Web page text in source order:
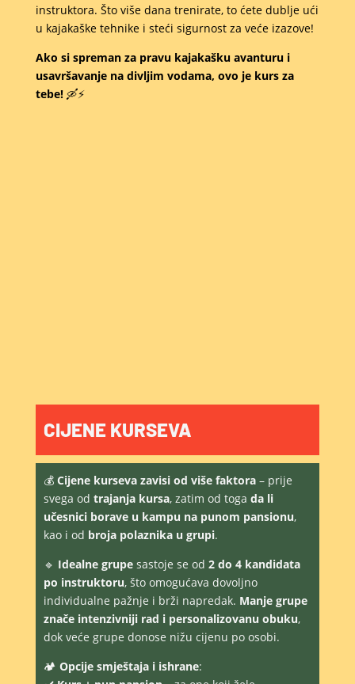
instruktora. Što više dana trenirate, to ćete dublje ući
u kajakaške tehnike i steći sigurnost za veće izazove!
Ako si spreman za pravu kajakašku avanturu i
usavršavanje na divljim vodama, ovo je kurs za
tebe!🛶⚡
CIJENE KURSEVA
💰 Cijene kurseva zavisi od više faktora– prije
svega od trajanja kursa, zatim od toga da li
učesnici borave u kampu na punom pansionu,
kao i od broja polaznika u grupi.
🔹 Idealne grupesastoje se od 2 do 4 kandidata
po instruktoru, što omogućava dovoljno
individualne pažnje i brži napredak. Manje grupe
znače intenzivniji rad i personalizovanu obuku,
dok veće grupe donose nižu cijenu po osobi.
🏕 Opcije smještaja i ishrane: